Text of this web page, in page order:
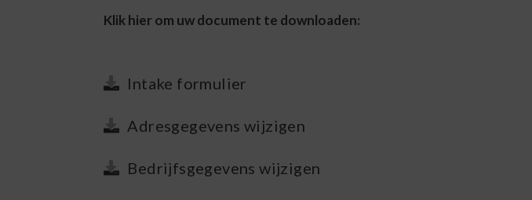
Klik hier om uw document te downloaden:
Intake formulier
Adresgegevens wijzigen
Bedrijfsgegevens wijzigen